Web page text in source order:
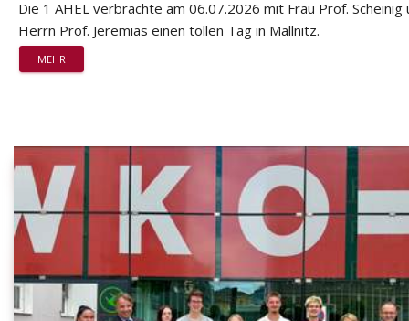
Die 1 AHEL verbrachte am 06.07.2026 mit Frau Prof. Scheinig
Herrn Prof. Jeremias einen tollen Tag in Mallnitz.
MEHR